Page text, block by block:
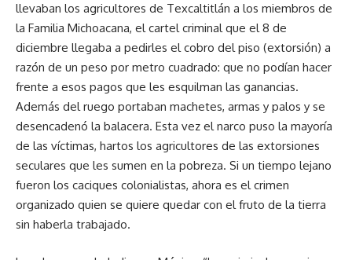
llevaban los agricultores de Texcaltitlán a los miembros de
la Familia Michoacana, el cartel criminal que el 8 de
diciembre llegaba a pedirles el cobro del piso (extorsión) a
razón de un peso por metro cuadrado: que no podían hacer
frente a esos pagos que les esquilman las ganancias.
Además del ruego portaban machetes, armas y palos y se
desencadenó la balacera. Esta vez el narco puso la mayoría
de las víctimas, hartos los agricultores de las extorsiones
seculares que les sumen en la pobreza. Si un tiempo lejano
fueron los caciques colonialistas, ahora es el crimen
organizado quien se quiere quedar con el fruto de la tierra
sin haberla trabajado.